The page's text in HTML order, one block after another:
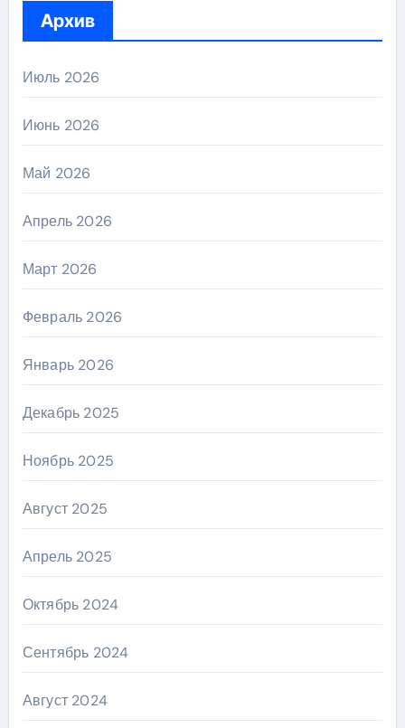
Архив
Июль 2026
Июнь 2026
Май 2026
Апрель 2026
Март 2026
Февраль 2026
Январь 2026
Декабрь 2025
Ноябрь 2025
Август 2025
Апрель 2025
Октябрь 2024
Сентябрь 2024
Август 2024